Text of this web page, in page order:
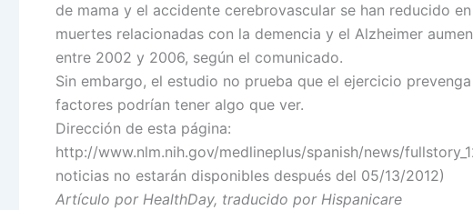
de mama y el accidente cerebrovascular se han reducido
muertes relacionadas con la demencia y el Alzheimer
entre 2002 y 2006, según el comunicado.
Sin embargo, el estudio no prueba que el ejercicio
factores podrían tener algo que ver.
Dirección de esta página:
http://www.nlm.nih.gov/medlineplus/spanish/news/
noticias no estarán disponibles después del 05/13/2012)
Artículo por HealthDay, traducido por Hispanicare